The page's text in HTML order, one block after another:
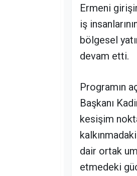
Ermeni
iş
bölgesel
devam etti.
Programın
Başkanı
kesişim
dair ortak
etmedeki